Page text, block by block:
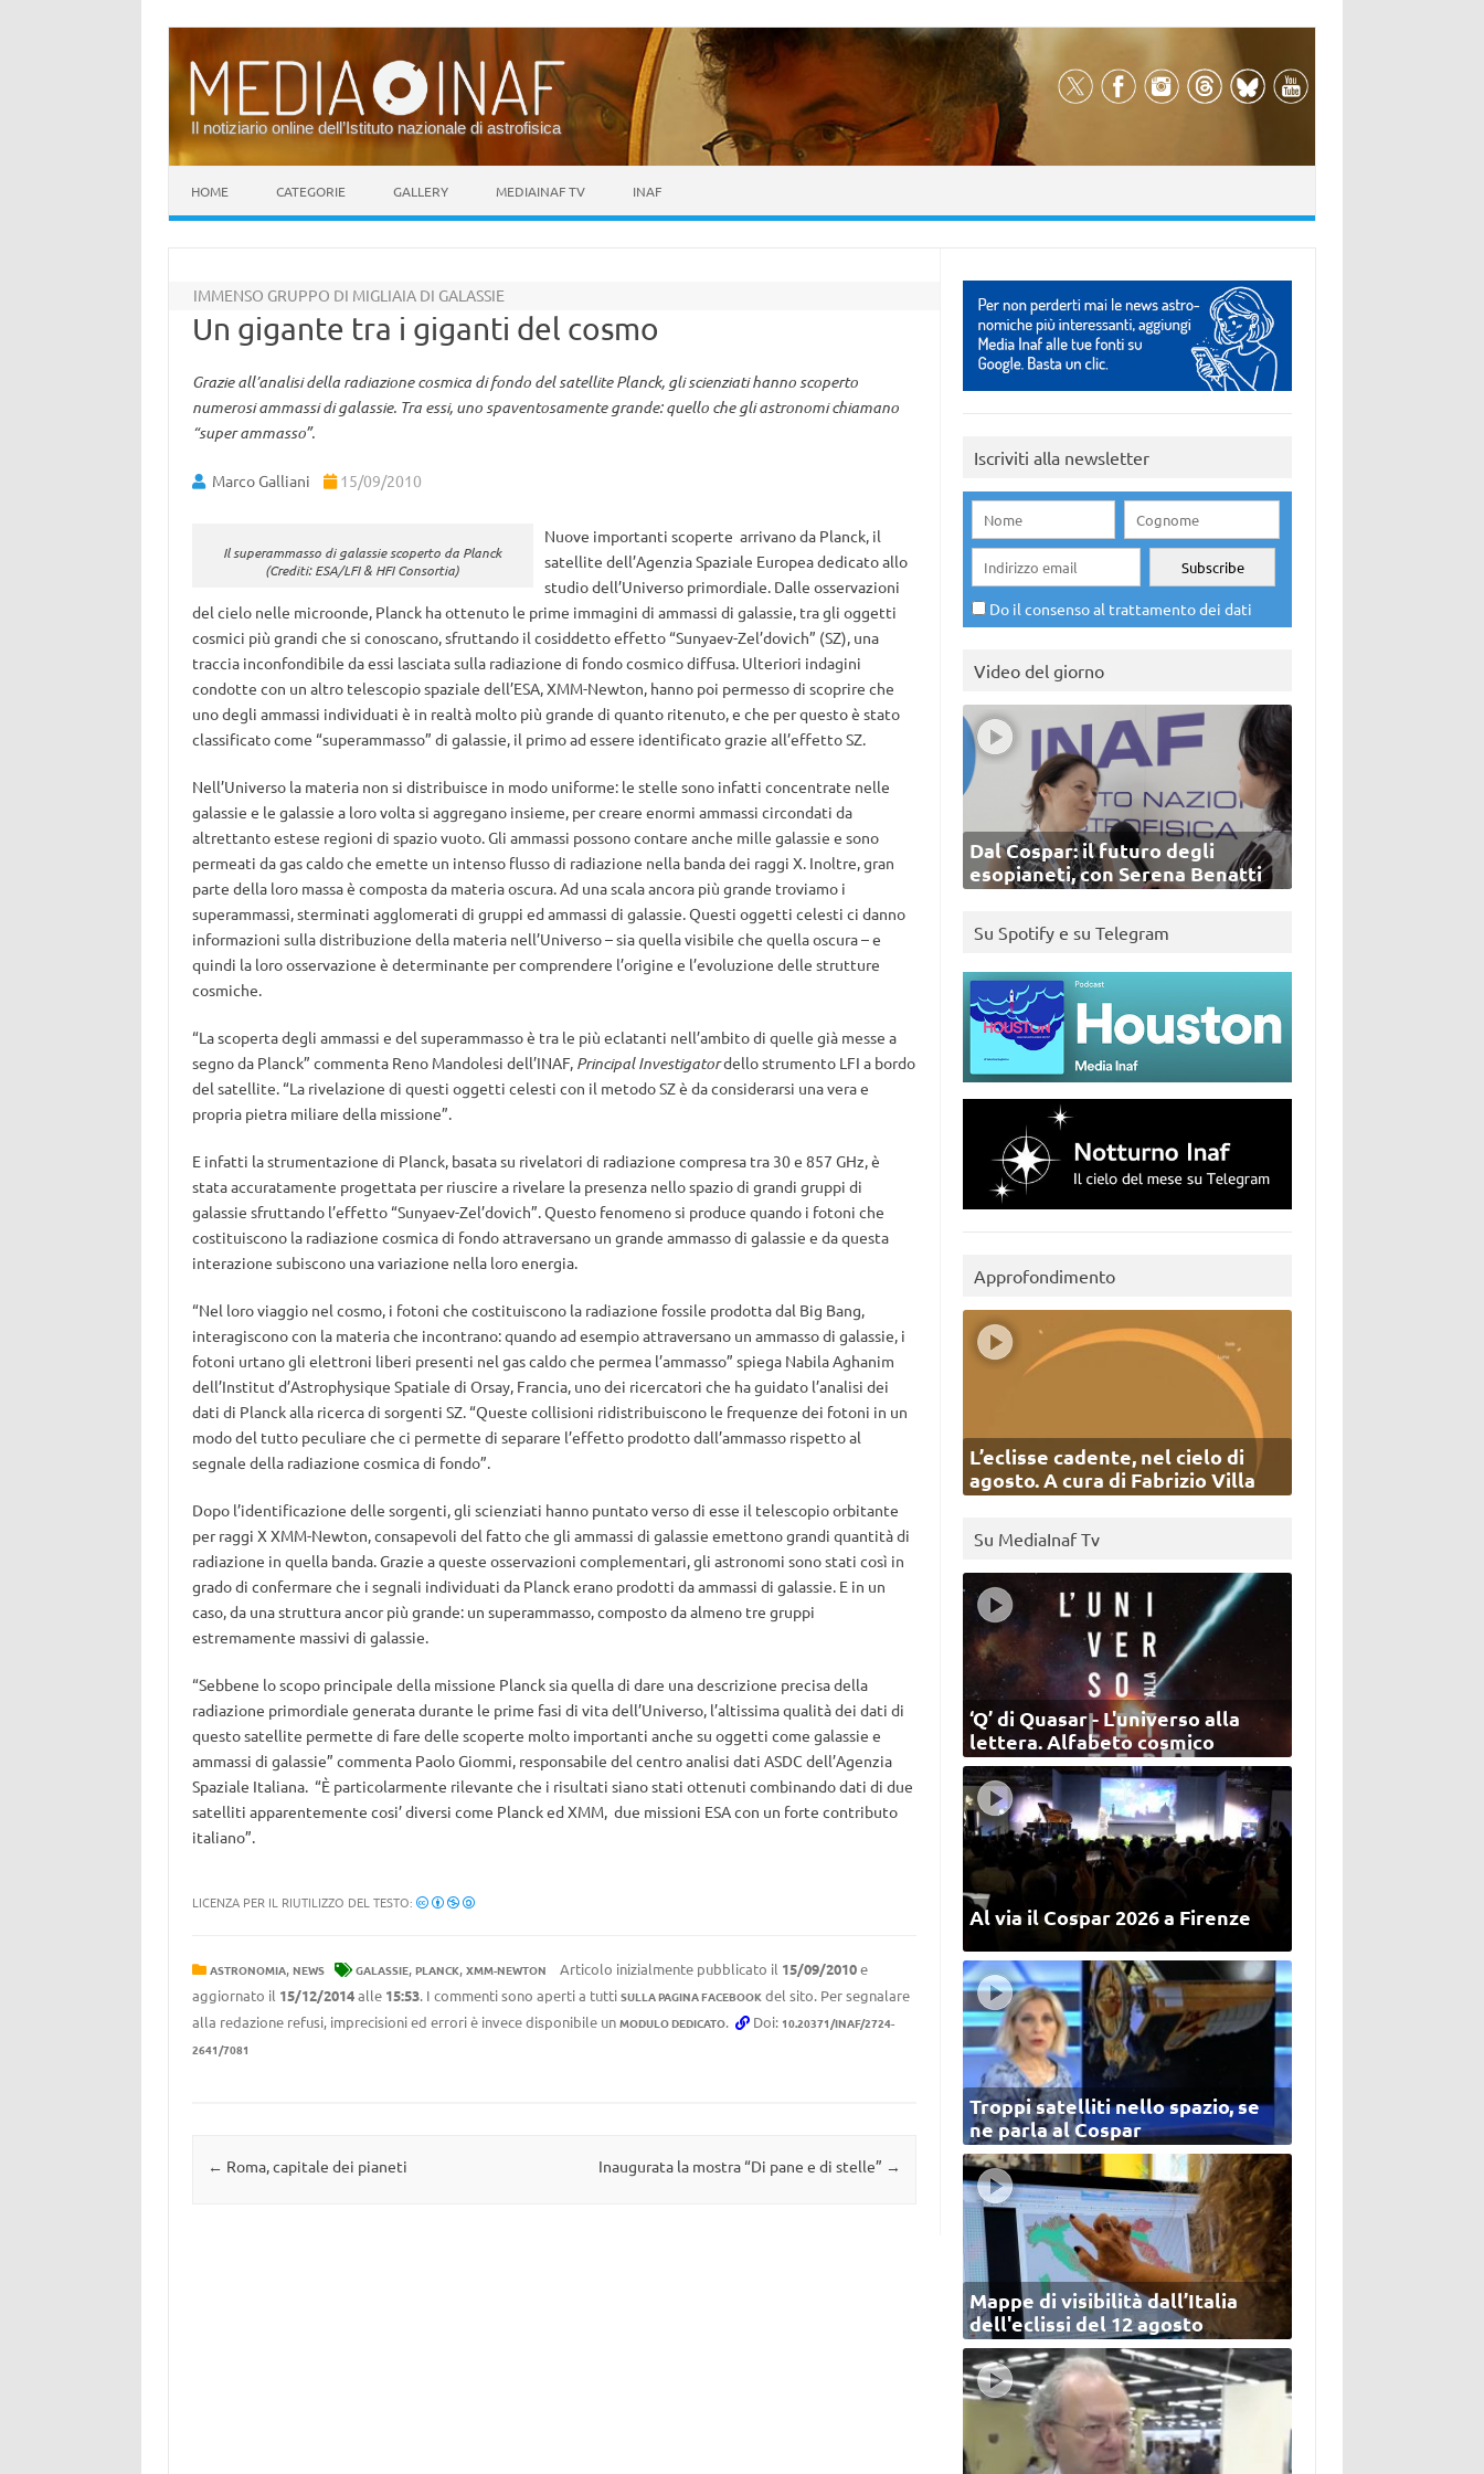
Il notiziario online dell’Istituto nazionale di astrofisica
HOME CATEGORIE GALLERY MEDIAINAF TV INAF
IMMENSO GRUPPO DI MIGLIAIA DI GALASSIE
Un gigante tra i giganti del cosmo
Grazie all’analisi della radiazione cosmica di fondo del satellite Planck, gli scienziati hanno scoperto
numerosi ammassi di galassie. Tra essi, uno spaventosamente grande: quello che gli astronomi chiamano
“super ammasso”.
Marco Galliani 15/09/2010
Il superammasso di galassie scoperto da Planck
(Crediti: ESA/LFI & HFI Consortia)
Nuove importanti scoperte arrivano da Planck, il
satellite dell’Agenzia Spaziale Europea dedicato allo
studio dell’Universo primordiale. Dalle osservazioni
del cielo nelle microonde, Planck ha ottenuto le prime immagini di ammassi di galassie, tra gli oggetti
cosmici più grandi che si conoscano, sfruttando il cosiddetto effetto “Sunyaev-Zel’dovich” (SZ), una
traccia inconfondibile da essi lasciata sulla radiazione di fondo cosmico diffusa. Ulteriori indagini
condotte con un altro telescopio spaziale dell’ESA, XMM-Newton, hanno poi permesso di scoprire che
uno degli ammassi individuati è in realtà molto più grande di quanto ritenuto, e che per questo è stato
classificato come “superammasso” di galassie, il primo ad essere identificato grazie all’effetto SZ.
Nell’Universo la materia non si distribuisce in modo uniforme: le stelle sono infatti concentrate nelle
galassie e le galassie a loro volta si aggregano insieme, per creare enormi ammassi circondati da
altrettanto estese regioni di spazio vuoto. Gli ammassi possono contare anche mille galassie e sono
permeati da gas caldo che emette un intenso flusso di radiazione nella banda dei raggi X. Inoltre, gran
parte della loro massa è composta da materia oscura. Ad una scala ancora più grande troviamo i
superammassi, sterminati agglomerati di gruppi ed ammassi di galassie. Questi oggetti celesti ci danno
informazioni sulla distribuzione della materia nell’Universo – sia quella visibile che quella oscura – e
quindi la loro osservazione è determinante per comprendere l’origine e l’evoluzione delle strutture
cosmiche.
“La scoperta degli ammassi e del superammasso è tra le più eclatanti nell’ambito di quelle già messe a
segno da Planck” commenta Reno Mandolesi dell’INAF, Principal Investigatordello strumento LFI a bordo
del satellite. “La rivelazione di questi oggetti celesti con il metodo SZ è da considerarsi una vera e
propria pietra miliare della missione”.
E infatti la strumentazione di Planck, basata su rivelatori di radiazione compresa tra 30 e 857 GHz, è
stata accuratamente progettata per riuscire a rivelare la presenza nello spazio di grandi gruppi di
galassie sfruttando l’effetto “Sunyaev-Zel’dovich”. Questo fenomeno si produce quando i fotoni che
costituiscono la radiazione cosmica di fondo attraversano un grande ammasso di galassie e da questa
interazione subiscono una variazione nella loro energia.
“Nel loro viaggio nel cosmo, i fotoni che costituiscono la radiazione fossile prodotta dal Big Bang,
interagiscono con la materia che incontrano: quando ad esempio attraversano un ammasso di galassie, i
fotoni urtano gli elettroni liberi presenti nel gas caldo che permea l’ammasso” spiega Nabila Aghanim
dell’Institut d’Astrophysique Spatiale di Orsay, Francia, uno dei ricercatori che ha guidato l’analisi dei
dati di Planck alla ricerca di sorgenti SZ. “Queste collisioni ridistribuiscono le frequenze dei fotoni in un
modo del tutto peculiare che ci permette di separare l’effetto prodotto dall’ammasso rispetto al
segnale della radiazione cosmica di fondo”.
Dopo l’identificazione delle sorgenti, gli scienziati hanno puntato verso di esse il telescopio orbitante
per raggi X XMM-Newton, consapevoli del fatto che gli ammassi di galassie emettono grandi quantità di
radiazione in quella banda. Grazie a queste osservazioni complementari, gli astronomi sono stati così in
grado di confermare che i segnali individuati da Planck erano prodotti da ammassi di galassie. E in un
caso, da una struttura ancor più grande: un superammasso, composto da almeno tre gruppi
estremamente massivi di galassie.
“Sebbene lo scopo principale della missione Planck sia quella di dare una descrizione precisa della
radiazione primordiale generata durante le prime fasi di vita dell’Universo, l’altissima qualità dei dati di
questo satellite permette di fare delle scoperte molto importanti anche su oggetti come galassie e
ammassi di galassie” commenta Paolo Giommi, responsabile del centro analisi dati ASDC dell’Agenzia
Spaziale Italiana. “È particolarmente rilevante che i risultati siano stati ottenuti combinando dati di due
satelliti apparentemente cosi’ diversi come Planck ed XMM, due missioni ESA con un forte contributo
italiano”.
LICENZA PER IL RIUTILIZZO DEL TESTO:
ASTRONOMIA, NEWS GALASSIE, PLANCK, XMM-NEWTON Articolo inizialmente pubblicato il 15/09/2010e
aggiornato il 15/12/2014alle 15:53. I commenti sono aperti a tutti SULLA PAGINA FACEBOOKdel sito. Per segnalare
alla redazione refusi, imprecisioni ed errori è invece disponibile un MODULO DEDICATO. Doi: 10.20371/INAF/2724-
2641/7081
Navigazione articolo
← Roma, capitale dei pianeti Inaugurata la mostra “Di pane e di stelle” →
Iscriviti alla newsletter
Do il consenso al trattamento dei dati
Video del giorno
Dal Cospar: il futuro degli
esopianeti, con Serena Benatti
Su Spotify e su Telegram
Approfondimento
L’eclisse cadente, nel cielo di
agosto. A cura di Fabrizio Villa
Su MediaInaf Tv
‘Q’ di Quasar - L'universo alla
lettera. Alfabeto cosmico
Al via il Cospar 2026 a Firenze
Troppi satelliti nello spazio, se
ne parla al Cospar
Mappe di visibilità dall’Italia
dell'eclissi del 12 agosto